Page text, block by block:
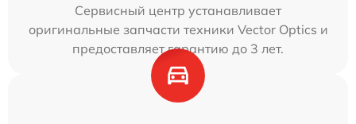
Сервисный центр устанавливает
оригинальные запчасти техники Vector Optics и
предоставляет гарантию до 3 лет.